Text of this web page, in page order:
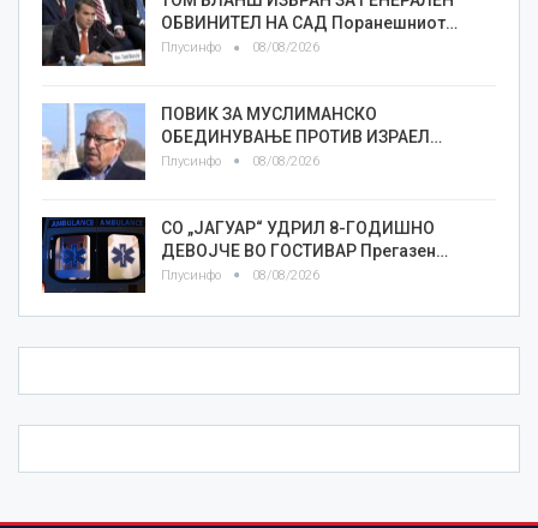
ОБВИНИТЕЛ НА САД Поранешниот…
Плусинфо 08/08/2026
ПОВИК ЗА МУСЛИМАНСКО
ОБЕДИНУВАЊЕ ПРОТИВ ИЗРАЕЛ…
Плусинфо 08/08/2026
СО „ЈАГУАР“ УДРИЛ 8-ГОДИШНО
ДЕВОЈЧЕ ВО ГОСТИВАР Прегазен…
Плусинфо 08/08/2026